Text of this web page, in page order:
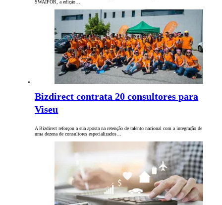
SWAIFOR, a edição…
Bizdirect contrata 20 consultores para
Viseu
A Bizdirect reforçou a sua aposta na retenção de talento nacional com a integração de
uma dezena de consultores especializados…